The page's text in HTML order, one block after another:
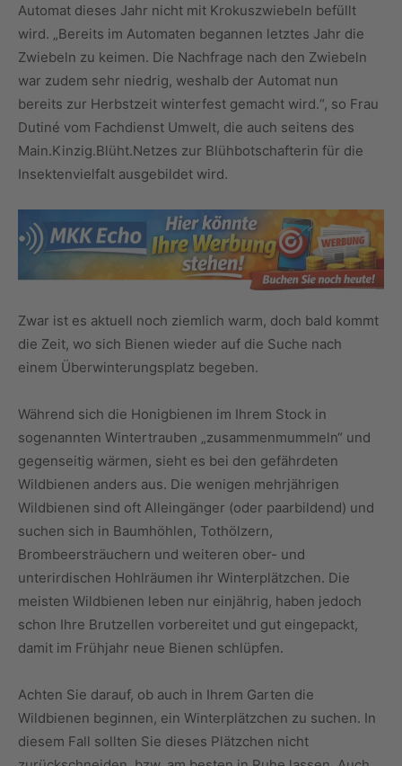
Automat dieses Jahr nicht mit Krokuszwiebeln befüllt
wird. „Bereits im Automaten begannen letztes Jahr die
Zwiebeln zu keimen. Die Nachfrage nach den Zwiebeln
war zudem sehr niedrig, weshalb der Automat nun
bereits zur Herbstzeit winterfest gemacht wird.“, so Frau
Dutiné vom Fachdienst Umwelt, die auch seitens des
Main.Kinzig.Blüht.Netzes zur Blühbotschafterin für die
Insektenvielfalt ausgebildet wird.
Zwar ist es aktuell noch ziemlich warm, doch bald kommt
die Zeit, wo sich Bienen wieder auf die Suche nach
einem Überwinterungsplatz begeben.
Während sich die Honigbienen im Ihrem Stock in
sogenannten Wintertrauben „zusammenmummeln“ und
gegenseitig wärmen, sieht es bei den gefährdeten
Wildbienen anders aus. Die wenigen mehrjährigen
Wildbienen sind oft Alleingänger (oder paarbildend) und
suchen sich in Baumhöhlen, Tothölzern,
Brombeersträuchern und weiteren ober- und
unterirdischen Hohlräumen ihr Winterplätzchen. Die
meisten Wildbienen leben nur einjährig, haben jedoch
schon Ihre Brutzellen vorbereitet und gut eingepackt,
damit im Frühjahr neue Bienen schlüpfen.
Achten Sie darauf, ob auch in Ihrem Garten die
Wildbienen beginnen, ein Winterplätzchen zu suchen. In
diesem Fall sollten Sie dieses Plätzchen nicht